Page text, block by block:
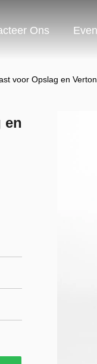
Ons
voor Opslag en
en